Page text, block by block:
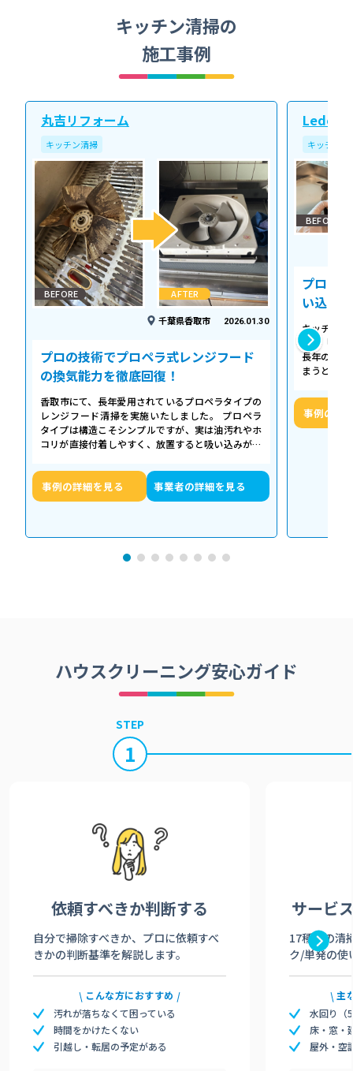
キッチン清掃の
施工事例
丸吉リフォーム
キッチン清掃
BEFORE AFTER
千葉県香取市 2026.01.30
プロの技術でプロペラ式レンジフード
の換気能力を徹底回復！
香取市にて、長年愛用されているプロペラタイプの
レンジフード清掃を実施いたしました。 プロペラ
タイプは構造こそシンプルですが、実は油汚れやホ
コリが直接付着しやすく、放置すると吸い込みが悪
事例の詳細を見る 事業者の詳細を見る
Ledope
キッチン清
BEFORE
プロの
い込み
キッチン
える「シ
長年の調
まうとご
事例の詳
ハウスクリーニング安心ガイド
STEP
1
依頼すべきか判断する
自分で掃除すべきか、プロに依頼すべ
きかの判断基準を解説します。
こんな方におすすめ
汚れが落ちなくて困っている
時間をかけたくない
引越し・転居の予定がある
サービ
17種類の清
ク/単発の使
主
水回り（
床・窓・
屋外・空